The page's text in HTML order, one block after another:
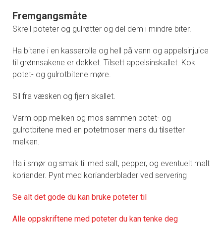
Fremgangsmåte
Skrell poteter og gulrøtter og del dem i mindre biter.
Ha bitene i en kasserolle og hell på vann og appelsinjuice
til grønnsakene er dekket. Tilsett appelsinskallet. Kok
potet- og gulrotbitene møre.
Sil fra væsken og fjern skallet.
Varm opp melken og mos sammen potet- og
gulrotbitene med en potetmoser mens du tilsetter
melken.
Ha i smør og smak til med salt, pepper, og eventuelt malt
koriander. Pynt med korianderblader ved servering
Se alt det gode du kan bruke poteter til
Alle oppskriftene med poteter du kan tenke deg